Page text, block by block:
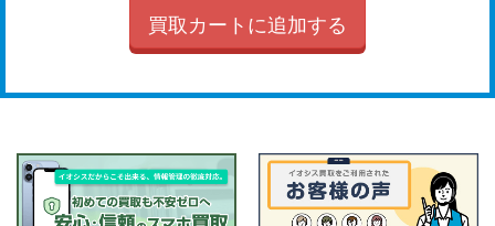
買取カートに追加する